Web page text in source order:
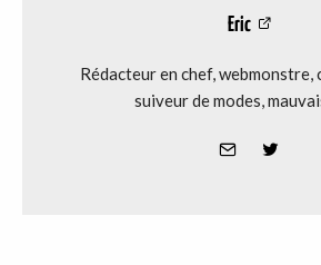
Eric
Rédacteur en chef, webmonstre,
suiveur de modes,